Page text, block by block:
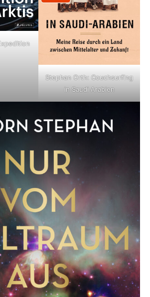
Stephan Orth: Couchsurfing
in Saudi Arabien